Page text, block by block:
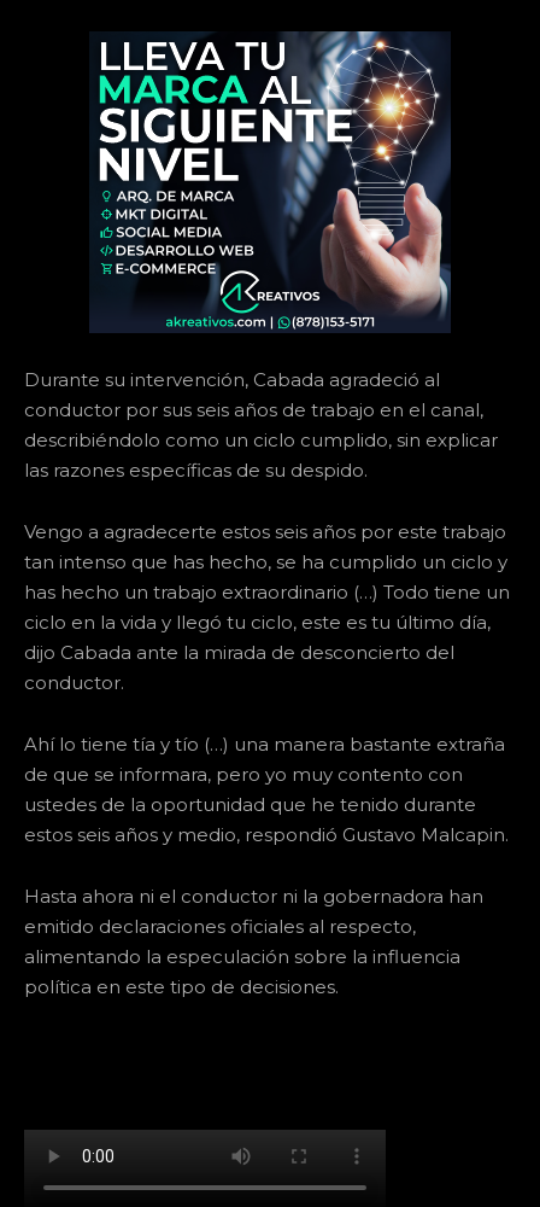
Durante su intervención, Cabada agradeció al
conductor por sus seis años de trabajo en el canal,
describiéndolo como un ciclo cumplido, sin explicar
las razones específicas de su despido.
Vengo a agradecerte estos seis años por este trabajo
tan intenso que has hecho, se ha cumplido un ciclo y
has hecho un trabajo extraordinario (…) Todo tiene un
ciclo en la vida y llegó tu ciclo, este es tu último día,
dijo Cabada ante la mirada de desconcierto del
conductor.
Ahí lo tiene tía y tío (…) una manera bastante extraña
de que se informara, pero yo muy contento con
ustedes de la oportunidad que he tenido durante
estos seis años y medio, respondió Gustavo Malcapin.
Hasta ahora ni el conductor ni la gobernadora han
emitido declaraciones oficiales al respecto,
alimentando la especulación sobre la influencia
política en este tipo de decisiones.